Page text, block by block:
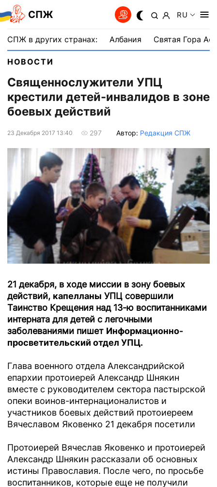
СПЖ RU
СПЖ в других странах: Албания Святая Гора
НОВОСТИ
Священнослужители УПЦ
крестили детей-инвалидов в зоне
боевых действий
23 Декабря 2017 13:40 297 Автор: Редакция СПЖ
21 декабря, в ходе миссии в зону боевых
действий, капелланы УПЦ совершили
Таинство Крещения над 13-ю воспитанниками
интерната для детей с легочными
заболеваниями пишет Информационно-
просветительский отдел УПЦ.
Глава военного отдела Александрийской
епархии протоиерей Александр Шнякин
вместе с руководителем сектора пастырской
опеки воинов-интернационалистов и
участников боевых действий протоиереем
Вячеславом Яковенко 21 декабря посетили
Протоиерей Вячеслав Яковенко и протоиерей
Александр Шнякин рассказали об основных
истины Православия. После чего, по просьбе
воспитанников, которые еще не получили